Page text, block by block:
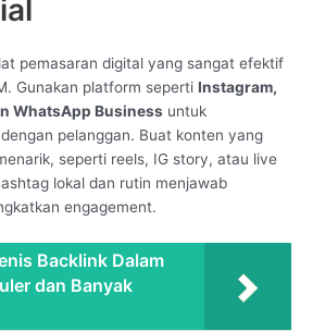
pemasaran digital yang sangat efektif
Gunakan platform seperti Instagram,
WhatsApp Business untuk
pelanggan. Buat konten yang
seperti reels, IG story, atau live
lokal dan rutin menjawab
engagement.
Backlink Dalam
dan Banyak